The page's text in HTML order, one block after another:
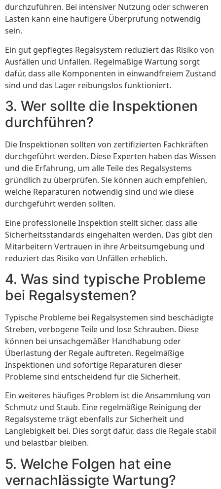
durchzuführen. Bei intensiver Nutzung oder schweren
Lasten kann eine häufigere Überprüfung notwendig
sein.
Ein gut gepflegtes Regalsystem reduziert das Risiko von
Ausfällen und Unfällen. Regelmäßige Wartung sorgt
dafür, dass alle Komponenten in einwandfreiem Zustand
sind und das Lager reibungslos funktioniert.
3. Wer sollte die Inspektionen
durchführen?
Die Inspektionen sollten von zertifizierten Fachkräften
durchgeführt werden. Diese Experten haben das Wissen
und die Erfahrung, um alle Teile des Regalsystems
gründlich zu überprüfen. Sie können auch empfehlen,
welche Reparaturen notwendig sind und wie diese
durchgeführt werden sollten.
Eine professionelle Inspektion stellt sicher, dass alle
Sicherheitsstandards eingehalten werden. Das gibt den
Mitarbeitern Vertrauen in ihre Arbeitsumgebung und
reduziert das Risiko von Unfällen erheblich.
4. Was sind typische Probleme
bei Regalsystemen?
Typische Probleme bei Regalsystemen sind beschädigte
Streben, verbogene Teile und lose Schrauben. Diese
können bei unsachgemäßer Handhabung oder
Überlastung der Regale auftreten. Regelmäßige
Inspektionen und sofortige Reparaturen dieser
Probleme sind entscheidend für die Sicherheit.
Ein weiteres häufiges Problem ist die Ansammlung von
Schmutz und Staub. Eine regelmäßige Reinigung der
Regalsysteme trägt ebenfalls zur Sicherheit und
Langlebigkeit bei. Dies sorgt dafür, dass die Regale stabil
und belastbar bleiben.
5. Welche Folgen hat eine
vernachlässigte Wartung?